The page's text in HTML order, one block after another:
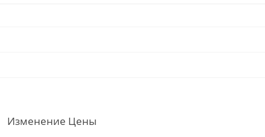
Изменение Цены